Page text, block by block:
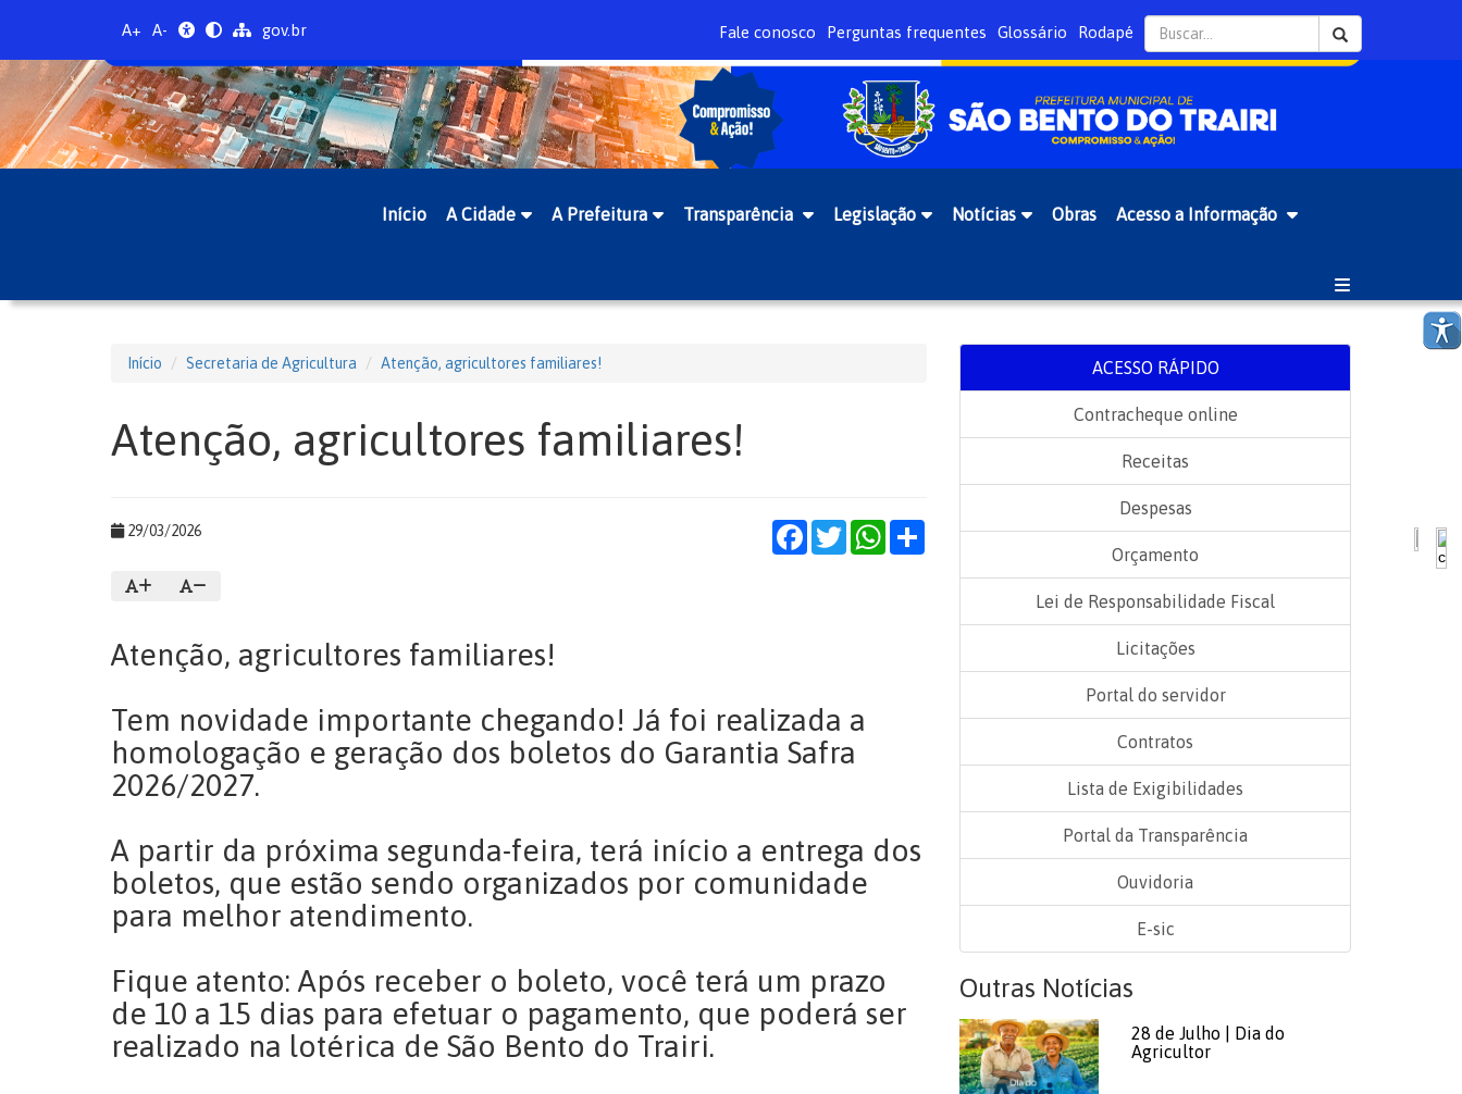
A+ A- gov.br Fale conosco Perguntas frequentes Glossário Rodapé
Início A Cidade A Prefeitura Transparência Legislação Notícias Obras Acesso a Informação
Início Secretaria de Agricultura Atenção, agricultores familiares!
Atenção, agricultores familiares!
29/03/2026 Facebook
TwitterWhatsAppShare
Atenção, agricultores familiares!
Tem novidade importante chegando! Já foi realizada a
homologação e geração dos boletos do Garantia Safra
2026/2027.
A partir da próxima segunda-feira, terá início a entrega dos
boletos, que estão sendo organizados por comunidade
para melhor atendimento.
Fique atento: Após receber o boleto, você terá um prazo
de 10 a 15 dias para efetuar o pagamento, que poderá ser
realizado na lotérica de São Bento do Trairi.
ACESSO RÁPIDO
Contracheque online
Receitas
Despesas
Orçamento
Lei de Responsabilidade Fiscal
Licitações
Portal do servidor
Contratos
Lista de Exigibilidades
Portal da Transparência
Ouvidoria
E-sic
Outras Notícias
28 de Julho | Dia do
Agricultor